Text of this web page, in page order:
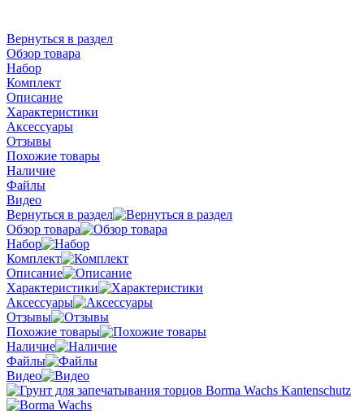
Вернуться в раздел
Обзор товара
Набор
Комплект
Описание
Характеристики
Аксессуары
Отзывы
Похожие товары
Наличие
Файлы
Видео
Вернуться в раздел
Обзор товара
Набор
Комплект
Описание
Характеристики
Аксессуары
Отзывы
Похожие товары
Наличие
Файлы
Видео